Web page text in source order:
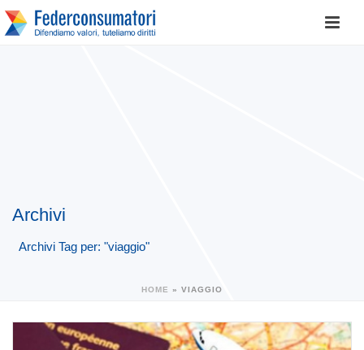
Archivi
Archivi Tag per: "viaggio"
HOME » VIAGGIO